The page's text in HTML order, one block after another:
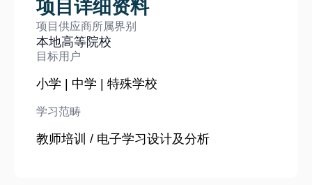
项目详细资料
项目供应商所属界别
本地高等院校
目标用户
小学 | 中学 | 特殊学校
学习范畴
教师培训 / 电子学习设计及分析